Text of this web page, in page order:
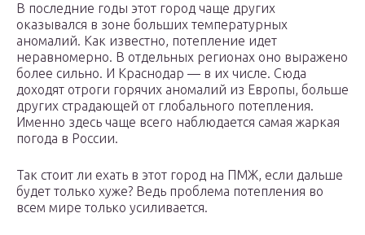
В последние годы этот город чаще других
оказывался в зоне больших температурных
аномалий. Как известно, потепление идет
неравномерно. В отдельных регионах оно выражено
более сильно. И Краснодар — в их числе. Сюда
доходят отроги горячих аномалий из Европы, больше
других страдающей от глобального потепления.
Именно здесь чаще всего наблюдается самая жаркая
погода в России.
Так стоит ли ехать в этот город на ПМЖ, если дальше
будет только хуже? Ведь проблема потепления во
всем мире только усиливается.